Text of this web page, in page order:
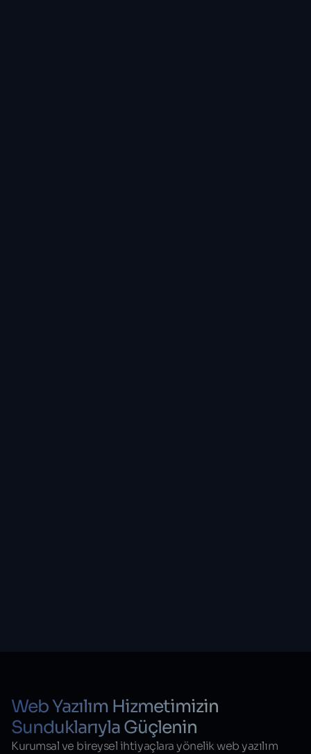
Web Yazılım Hizmetimizin
Sunduklarıyla Güçlenin
Kurumsal ve bireysel ihtiyaçlara yönelik web yazılım